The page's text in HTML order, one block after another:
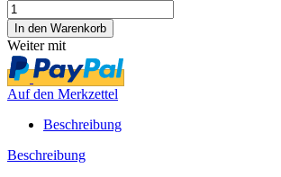
Weiter mit
Auf den Merkzettel
Beschreibung
Beschreibung